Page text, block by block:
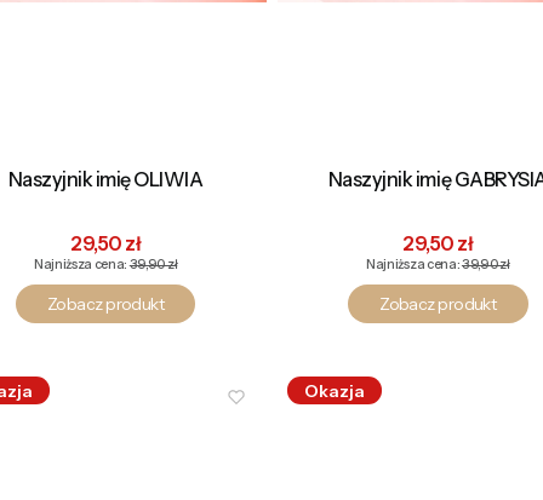
Naszyjnik imię OLIWIA
Cena promocyjna
29,50 zł
Najniższa cena: 39,90 zł
Zobacz produkt
Naszyjnik imię
Cena promocyjna
29,50 zł
Najniższa cena:39,90 zł
Zobacz produkt
Okazja